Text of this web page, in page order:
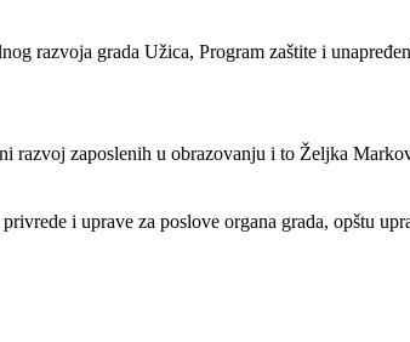
razvoja grada Užica, Program zaštite i
razvoj zaposlenih u obrazovanju i to Željka
i uprave za poslove organa grada, opštu